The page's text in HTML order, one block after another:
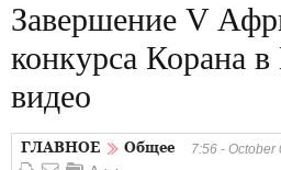
Завершение V
конкурса Корана
видео
ГЛАВНОЕ Общее 7:56 - October